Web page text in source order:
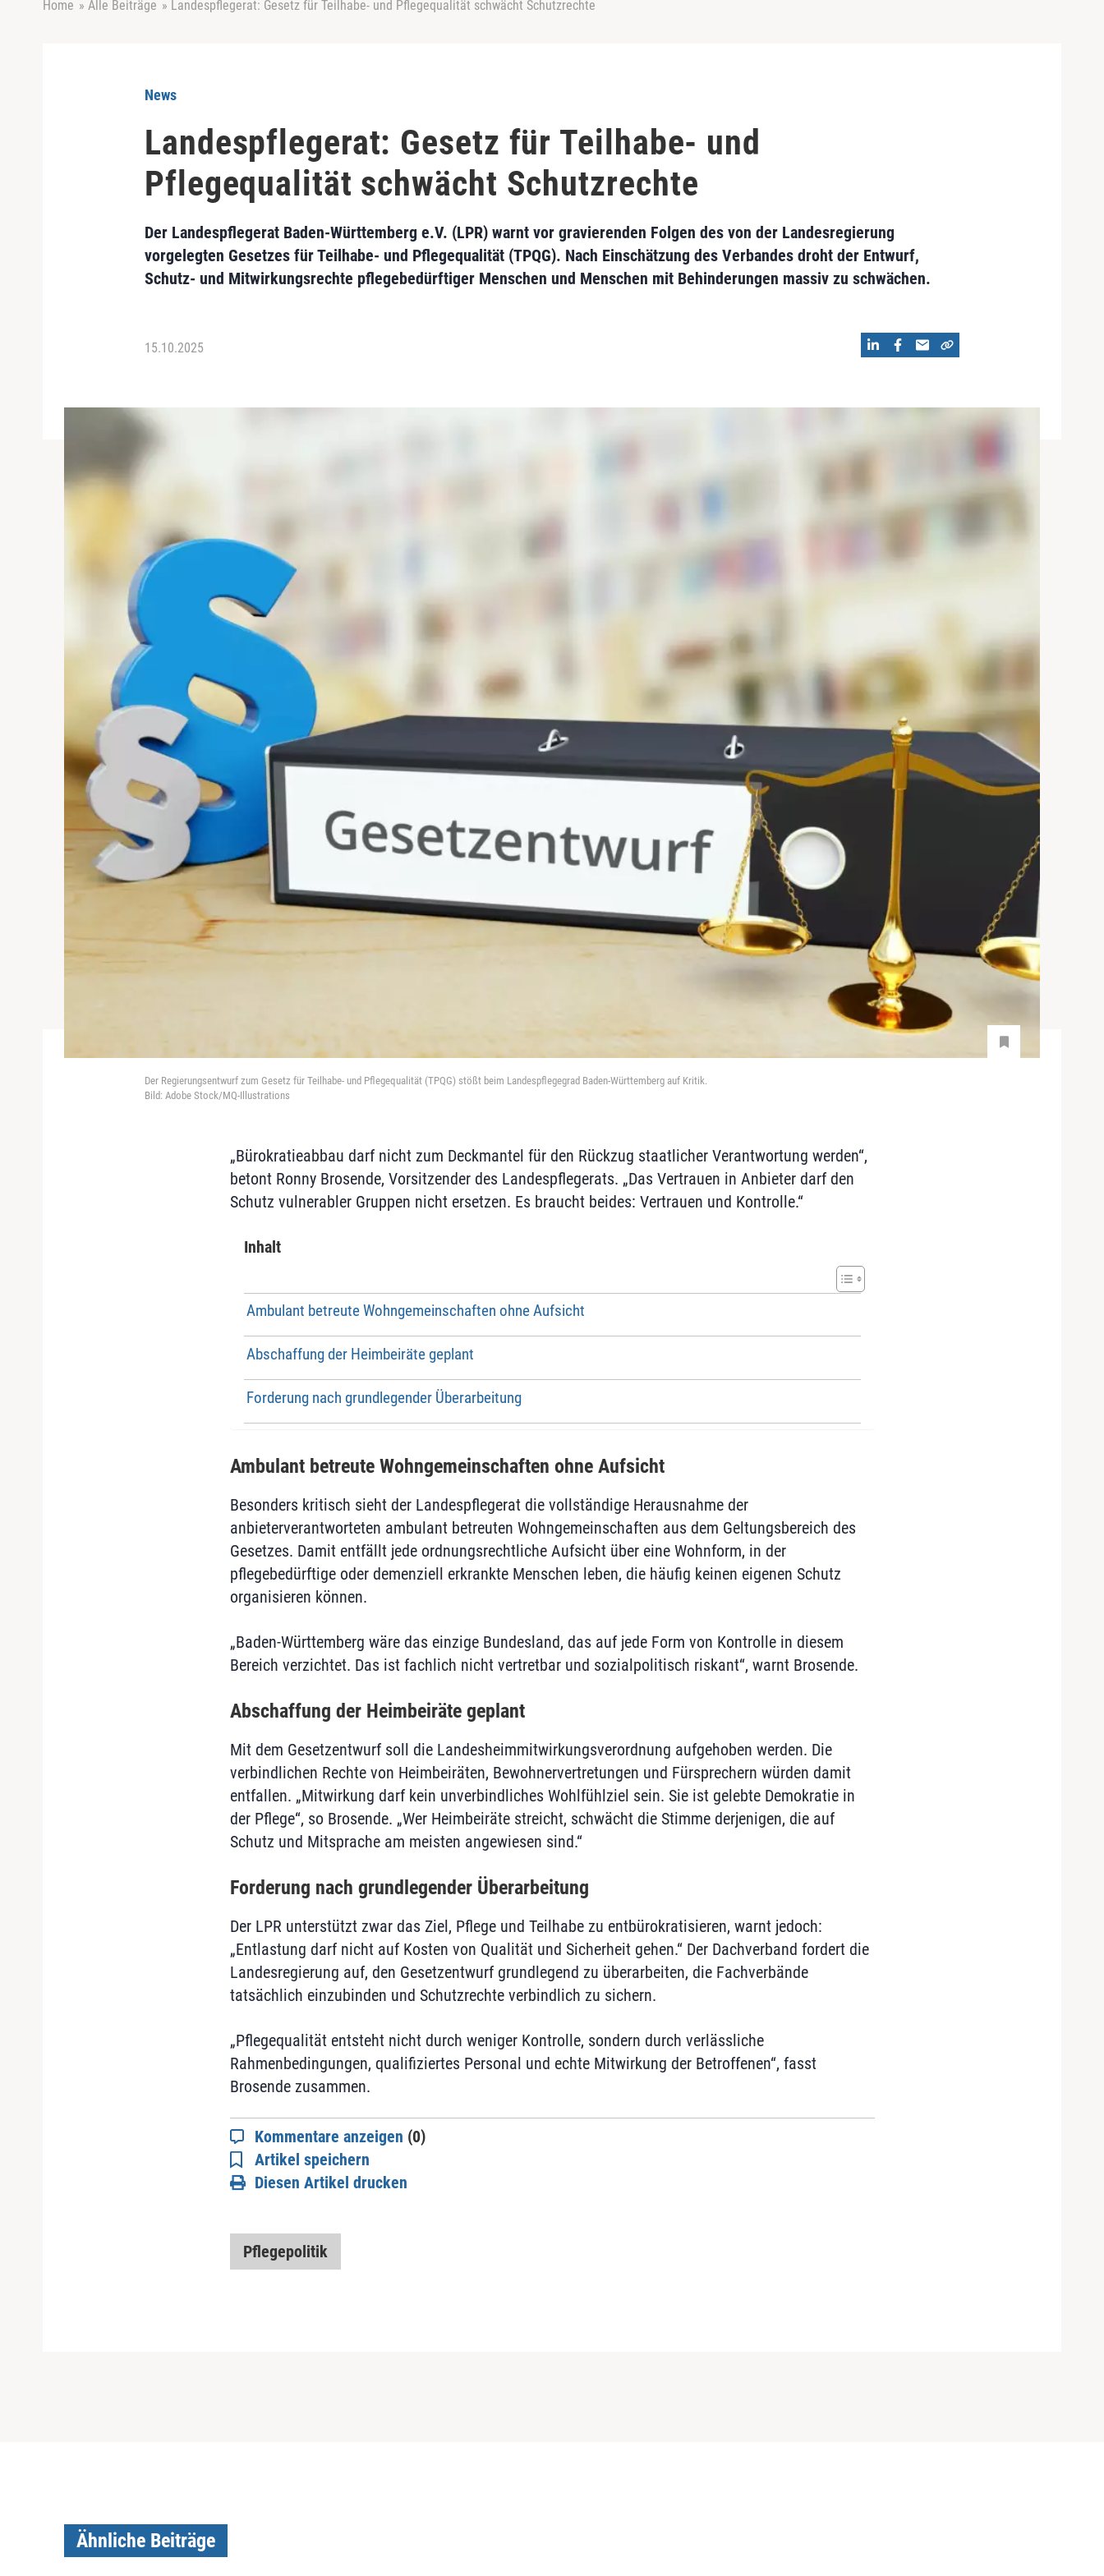
Home » Alle Beiträge » Landespflegerat: Gesetz für Teilhabe- und Pflegequalität schwächt Schutzrechte
News
Landespflegerat: Gesetz für Teilhabe- und
Pflegequalität schwächt Schutzrechte
Der Landespflegerat Baden-Württemberg e.V. (LPR) warnt vor gravierenden Folgen des von der Landesregierung
vorgelegten Gesetzes für Teilhabe- und Pflegequalität (TPQG). Nach Einschätzung des Verbandes droht der Entwurf,
Schutz- und Mitwirkungsrechte pflegebedürftiger Menschen und Menschen mit Behinderungen massiv zu schwächen.
15.10.2025
Der Regierungsentwurf zum Gesetz für Teilhabe- und Pflegequalität (TPQG) stößt beim Landespflegegrad Baden-Württemberg auf Kritik.
Bild: Adobe Stock/MQ-Illustrations
„Bürokratieabbau darf nicht zum Deckmantel für den Rückzug staatlicher Verantwortung werden“,
betont Ronny Brosende, Vorsitzender des Landespflegerats. „Das Vertrauen in Anbieter darf den
Schutz vulnerabler Gruppen nicht ersetzen. Es braucht beides: Vertrauen und Kontrolle.“
Inhalt
Ambulant betreute Wohngemeinschaften ohne Aufsicht
Abschaffung der Heimbeiräte geplant
Forderung nach grundlegender Überarbeitung
Ambulant betreute Wohngemeinschaften ohne Aufsicht
Besonders kritisch sieht der Landespflegerat die vollständige Herausnahme der
anbieterverantworteten ambulant betreuten Wohngemeinschaften aus dem Geltungsbereich des
Gesetzes. Damit entfällt jede ordnungsrechtliche Aufsicht über eine Wohnform, in der
pflegebedürftige oder demenziell erkrankte Menschen leben, die häufig keinen eigenen Schutz
organisieren können.
„Baden-Württemberg wäre das einzige Bundesland, das auf jede Form von Kontrolle in diesem
Bereich verzichtet. Das ist fachlich nicht vertretbar und sozialpolitisch riskant“, warnt Brosende.
Abschaffung der Heimbeiräte geplant
Mit dem Gesetzentwurf soll die Landesheimmitwirkungsverordnung aufgehoben werden. Die
verbindlichen Rechte von Heimbeiräten, Bewohnervertretungen und Fürsprechern würden damit
entfallen. „Mitwirkung darf kein unverbindliches Wohlfühlziel sein. Sie ist gelebte Demokratie in
der Pflege“, so Brosende. „Wer Heimbeiräte streicht, schwächt die Stimme derjenigen, die auf
Schutz und Mitsprache am meisten angewiesen sind.“
Forderung nach grundlegender Überarbeitung
Der LPR unterstützt zwar das Ziel, Pflege und Teilhabe zu entbürokratisieren, warnt jedoch:
„Entlastung darf nicht auf Kosten von Qualität und Sicherheit gehen.“ Der Dachverband fordert die
Landesregierung auf, den Gesetzentwurf grundlegend zu überarbeiten, die Fachverbände
tatsächlich einzubinden und Schutzrechte verbindlich zu sichern.
„Pflegequalität entsteht nicht durch weniger Kontrolle, sondern durch verlässliche
Rahmenbedingungen, qualifiziertes Personal und echte Mitwirkung der Betroffenen“, fasst
Brosende zusammen.
Kommentare anzeigen (0)
Artikel speichern
Diesen Artikel drucken
Pflegepolitik
Ähnliche Beiträge